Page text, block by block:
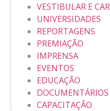
VESTIBULAR E
UNIVERSIDADES
REPORTAGENS
PREMIAÇÃO
IMPRENSA
EVENTOS
EDUCAÇÃO
DOCUMENTÁRIOS
CAPACITAÇÃO